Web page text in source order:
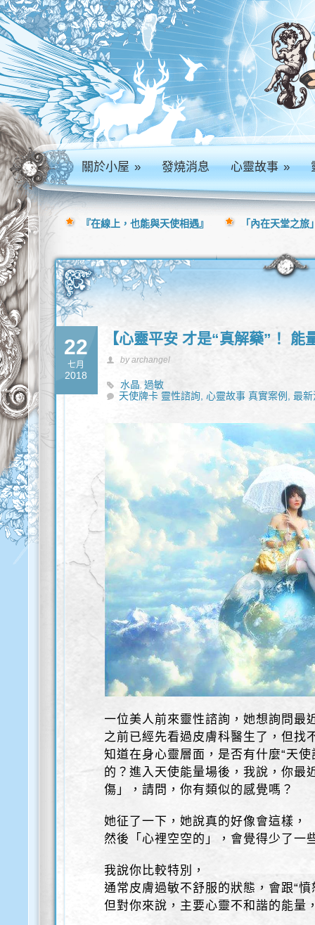
關於小屋» 發燒消息 心靈故事»
22
七月
2018
【心靈平安 才是“真解藥”！ 能
by archangel
水晶,過敏
天使牌卡 靈性諮詢,心靈故事 真實案例,最
一位美人前來靈性諮詢，她想詢問最
之前已經先看過皮膚科醫生了，但找
知道在身心靈層面，是否有什麼“天
的？進入天使能量場後，我說，你最
傷」，請問，你有類似的感覺嗎？
她征了一下，她說真的好像會這樣，
然後「心裡空空的」，會覺得少了一
我說你比較特別，
通常皮膚過敏不舒服的狀態，會跟“憤
但對你來說，主要心靈不和諧的能量
『在線上，也能與天使相遇』 「內在天堂之